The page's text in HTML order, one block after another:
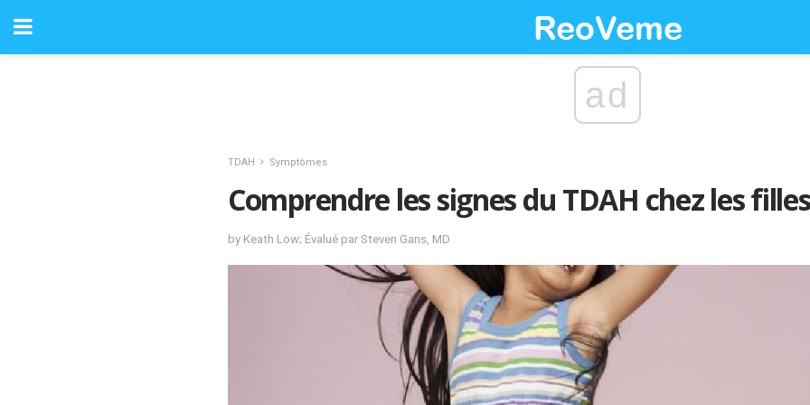
ad
TDAH Symptômes
Comprendre les signes du TDAH chez les filles
by Keath Low; Évalué par Steven Gans, MD